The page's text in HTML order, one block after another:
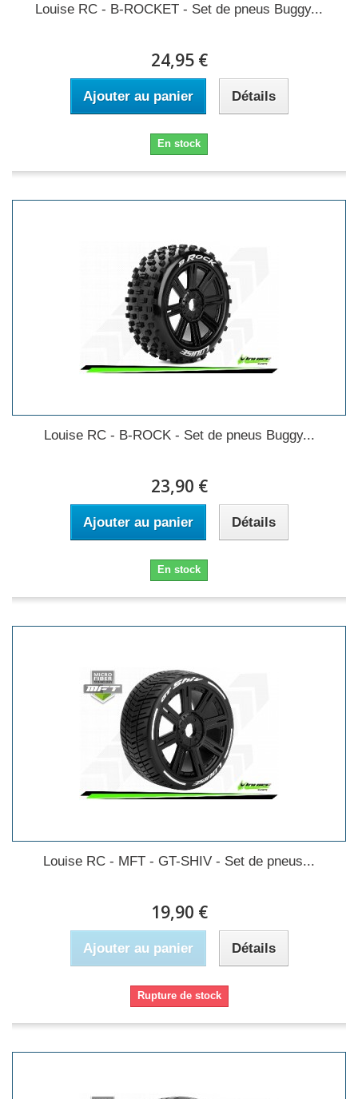
Louise RC - B-ROCKET - Set de pneus Buggy...
24,95 €
Ajouter au panier Détails
En stock
Louise RC - B-ROCK - Set de pneus Buggy...
23,90 €
Ajouter au panier Détails
En stock
Louise RC - MFT - GT-SHIV - Set de pneus...
19,90 €
Ajouter au panier Détails
Rupture de stock